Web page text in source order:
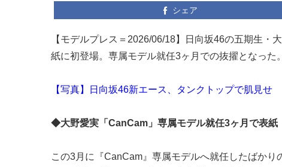
シェア
【モデルプレス＝2026/06/18】日向坂46の五期生
紙に初登場。専属モデル就任3ヶ月での抜擢となった。
【写真】日向坂46新エース、タンクトップで肌見せ
◆大野愛実「CanCam」専属モデル就任3ヶ月で表紙
この3月に『CanCam』専属モデルへ就任したばか